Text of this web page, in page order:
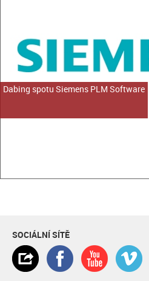
Dabing spotu Siemens PLM Software
SOCIÁLNÍ SÍTĚ